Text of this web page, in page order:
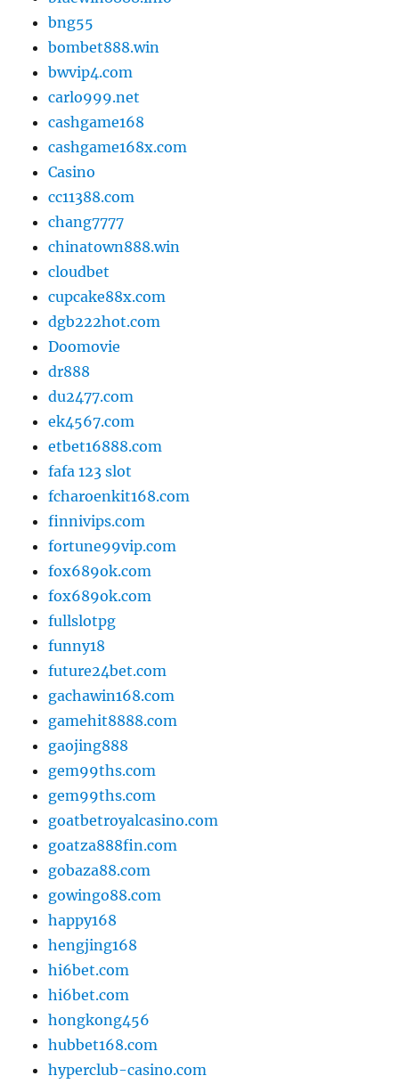
bng55
bombet888.win
bwvip4.com
carlo999.net
cashgame168
cashgame168x.com
Casino
cc11388.com
chang7777
chinatown888.win
cloudbet
cupcake88x.com
dgb222hot.com
Doomovie
dr888
du2477.com
ek4567.com
etbet16888.com
fafa 123 slot
fcharoenkit168.com
finnivips.com
fortune99vip.com
fox689ok.com
fox689ok.com
fullslotpg
funny18
future24bet.com
gachawin168.com
gamehit8888.com
gaojing888
gem99ths.com
gem99ths.com
goatbetroyalcasino.com
goatza888fin.com
gobaza88.com
gowingo88.com
happy168
hengjing168
hi6bet.com
hi6bet.com
hongkong456
hubbet168.com
hyperclub-casino.com